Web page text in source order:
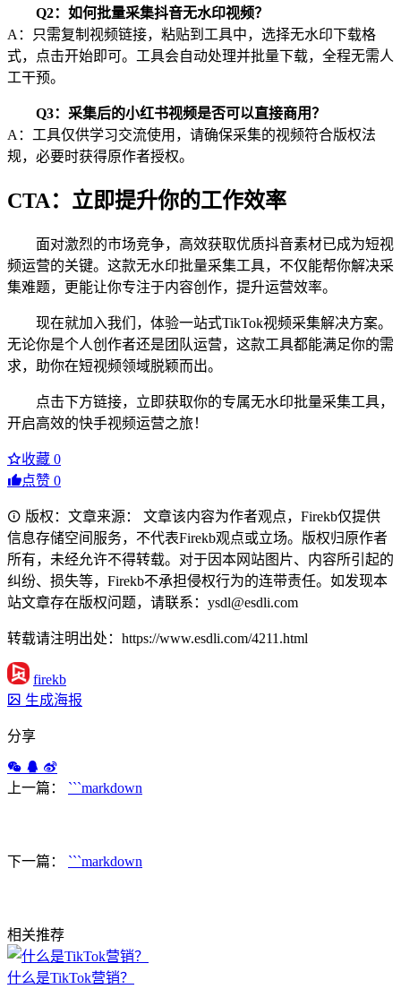
Q2：如何批量采集抖音无水印视频？
A：只需复制视频链接，粘贴到工具中，选择无水印下载格
式，点击开始即可。工具会自动处理并批量下载，全程无需人
工干预。
Q3：采集后的小红书视频是否可以直接商用？
A：工具仅供学习交流使用，请确保采集的视频符合版权法
规，必要时获得原作者授权。
CTA：立即提升你的工作效率
面对激烈的市场竞争，高效获取优质抖音素材已成为短视
频运营的关键。这款无水印批量采集工具，不仅能帮你解决采
集难题，更能让你专注于内容创作，提升运营效率。
现在就加入我们，体验一站式TikTok视频采集解决方案。
无论你是个人创作者还是团队运营，这款工具都能满足你的需
求，助你在短视频领域脱颖而出。
点击下方链接，立即获取你的专属无水印批量采集工具，
开启高效的快手视频运营之旅！
收藏 0
点赞 0
版权：文章来源： 文章该内容为作者观点，Firekb仅提供
信息存储空间服务，不代表Firekb观点或立场。版权归原作者
所有，未经允许不得转载。对于因本网站图片、内容所引起的
纠纷、损失等，Firekb不承担侵权行为的连带责任。如发现本
站文章存在版权问题，请联系：ysdl@esdli.com
转载请注明出处：https://www.esdli.com/4211.html
firekb
生成海报
分享
上一篇： ```markdown
下一篇： ```markdown
相关推荐
什么是TikTok营销？